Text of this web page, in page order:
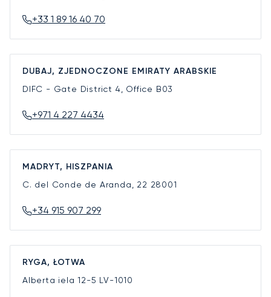
+33 1 89 16 40 70
DUBAJ, ZJEDNOCZONE EMIRATY ARABSKIE
DIFC - Gate District 4, Office B03
+971 4 227 4434
MADRYT, HISZPANIA
C. del Conde de Aranda, 22 28001
+34 915 907 299
RYGA, ŁOTWA
Alberta iela 12-5 LV-1010